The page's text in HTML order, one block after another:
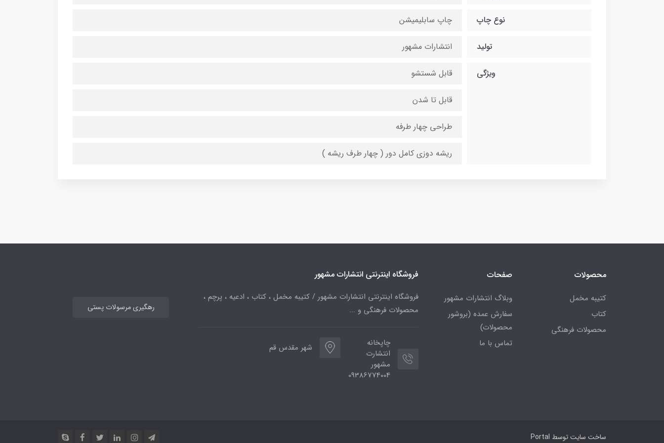
نوع چاپ چاپ سابلیمیشن
تولید انتشارات مشهور
ویژگی قابل شستشو
قابل تا شدن
طراحی چهار طرفه
ریشه دوزی کامل دور ( چهار طرف ریشه )
محصولات
کتیبه مخمل
کتاب
محصولات فرهنگی
صفحات
وبلاگ انتشارات مشهور
سفارش عمده (بروشور
محصولات)
تماس با ما
فروشگاه اینترنتی انتشارات مشهور
فروشگاه اینترنتی انتشارات مشهور / کتیبه مخمل ، کتاب ، ادعیه ، پرچم ،
محصولات فرهنگی و ...
چاپخانه
انتشارت
مشهور
09386774004
شهر مقدس قم
رهگیری مرسولات پستی
ساخت سایت توسط Portal